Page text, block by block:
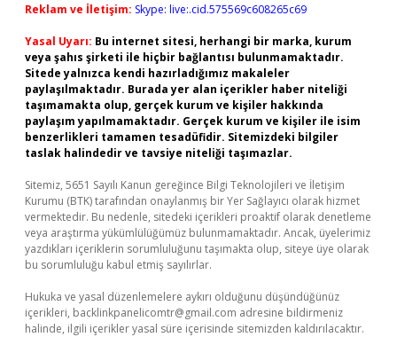
Reklam ve İletişim: Skype: live:.cid.575569c608265c69
Yasal Uyarı: Bu internet sitesi, herhangi bir marka, kurum
veya şahıs şirketi ile hiçbir bağlantısı bulunmamaktadır.
Sitede yalnızca kendi hazırladığımız makaleler
paylaşılmaktadır. Burada yer alan içerikler haber niteliği
taşımamakta olup, gerçek kurum ve kişiler hakkında
paylaşım yapılmamaktadır. Gerçek kurum ve kişiler ile isim
benzerlikleri tamamen tesadüfidir. Sitemizdeki bilgiler
taslak halindedir ve tavsiye niteliği taşımazlar.
Sitemiz, 5651 Sayılı Kanun gereğince Bilgi Teknolojileri ve İletişim
Kurumu (BTK) tarafından onaylanmış bir Yer Sağlayıcı olarak hizmet
vermektedir. Bu nedenle, sitedeki içerikleri proaktif olarak denetleme
veya araştırma yükümlülüğümüz bulunmamaktadır. Ancak, üyelerimiz
yazdıkları içeriklerin sorumluluğunu taşımakta olup, siteye üye olarak
bu sorumluluğu kabul etmiş sayılırlar.
Hukuka ve yasal düzenlemelere aykırı olduğunu düşündüğünüz
içerikleri, backlinkpanelicomtr@gmail.com adresine bildirmeniz
halinde, ilgili içerikler yasal süre içerisinde sitemizden kaldırılacaktır.